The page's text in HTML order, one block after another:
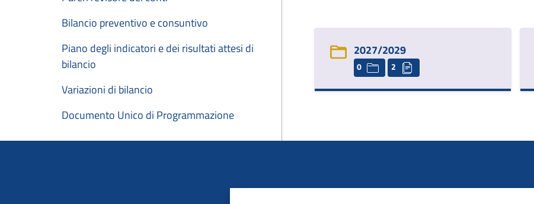
Bilancio preventivo e consuntivo
Piano degli indicatori e dei risultati attesi di
bilancio
Variazioni di bilancio
Documento Unico di Programmazione
2027/2029
0 2